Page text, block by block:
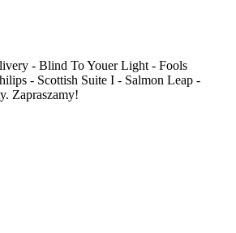
- Blind To Youer Light - Fools
- Scottish Suite I - Salmon Leap -
Zapraszamy!